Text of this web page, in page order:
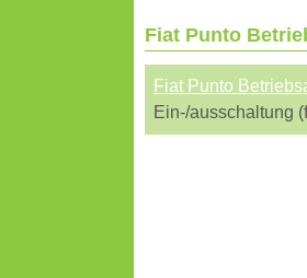
Fiat Punto
Fiat Punto
Ein-/ausschaltung